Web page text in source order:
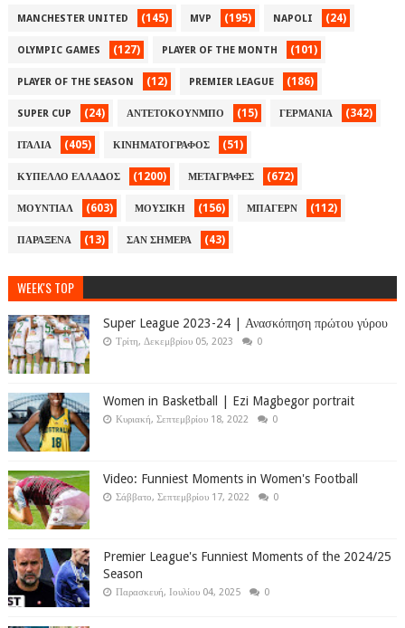
MANCHESTER UNITED (145) MVP (195) NAPOLI (24)
OLYMPIC GAMES (127) PLAYER OF THE MONTH (101)
PLAYER OF THE SEASON (12) PREMIER LEAGUE (186)
SUPER CUP (24) ΑΝΤΕΤΟΚΟΥΝΜΠΟ (15) ΓΕΡΜΑΝΙΑ (342)
ΙΤΑΛΙΑ (405) ΚΙΝΗΜΑΤΟΓΡΑΦΟΣ (51)
ΚΥΠΕΛΛΟ ΕΛΛΑΔΟΣ (1200) ΜΕΤΑΓΡΑΦΕΣ (672)
ΜΟΥΝΤΙΑΛ (603) ΜΟΥΣΙΚΗ (156) ΜΠΑΓΕΡΝ (112)
ΠΑΡΑΞΕΝΑ (13) ΣΑΝ ΣΗΜΕΡΑ (43)
WEEK'S TOP
Super League 2023-24 | Ανασκόπηση πρώτου γύρου
Τρίτη, Δεκεμβρίου 05, 2023 0
Women in Basketball | Ezi Magbegor portrait
Κυριακή, Σεπτεμβρίου 18, 2022 0
Video: Funniest Moments in Women's Football
Σάββατο, Σεπτεμβρίου 17, 2022 0
Premier League's Funniest Moments of the 2024/25
Season
Παρασκευή, Ιουλίου 04, 2025 0